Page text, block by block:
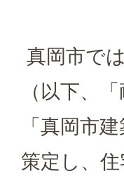
真岡市で
（以下、
「真岡市
策定し、